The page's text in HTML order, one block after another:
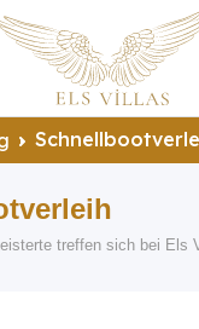
treffen sich bei Els